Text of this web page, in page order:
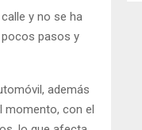
y no se ha
pasos y
además
momento, con el